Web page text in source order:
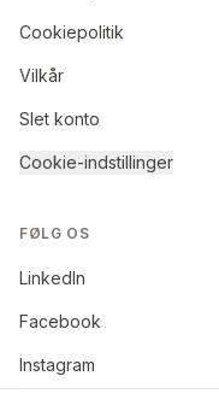
Cookiepolitik
Vilkår
Slet konto
Cookie-indstillinger
FØLG OS
LinkedIn
Facebook
Instagram